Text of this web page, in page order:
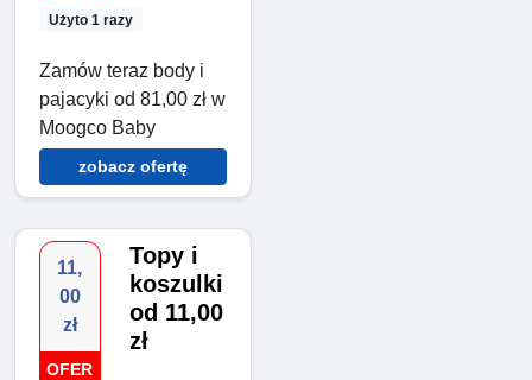
Użyto 1 razy
Zamów teraz body i
pajacyki od 81,00 zł w
Moogco Baby
zobacz ofertę
11,
00
zł
OFER
Topy i
koszulki
od 11,00
zł